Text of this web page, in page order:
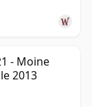
- Moine
2013